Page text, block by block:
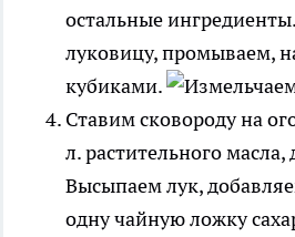
остальные
луковицу, промываем,
кубиками.
Ставим сковороду на
л. растительного масла,
Высыпаем лук,
одну чайную ложку